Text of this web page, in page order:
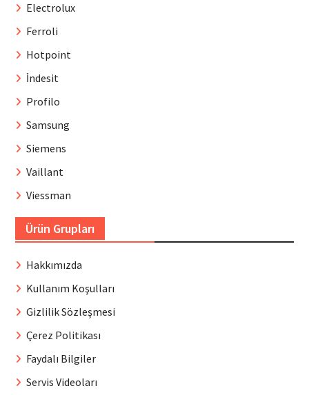
Electrolux
Ferroli
Hotpoint
İndesit
Profilo
Samsung
Siemens
Vaillant
Viessman
Ürün Grupları
Hakkımızda
Kullanım Koşulları
Gizlilik Sözleşmesi
Çerez Politikası
Faydalı Bilgiler
Servis Videoları